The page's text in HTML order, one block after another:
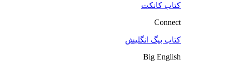
کتاب کانکت
Connect
کتاب بیگ انگلیش
Big English